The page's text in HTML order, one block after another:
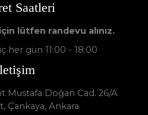
Saatleri
lütfen randevu alınız.
her gün 11:00 - 18:00
Mustafa Doğan Cad. 26/A
Çankaya, Ankara